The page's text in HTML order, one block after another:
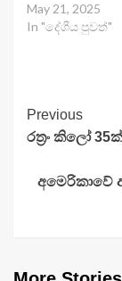
May 21, 2025
In "දේශීය පුවත්"
Previous
රත්‍රං කිලෝ